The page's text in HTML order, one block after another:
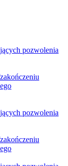
pozwolenia
pozwolenia